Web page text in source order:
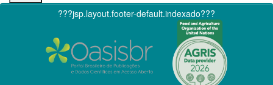
???jsp.layout.footer-default.indexado???